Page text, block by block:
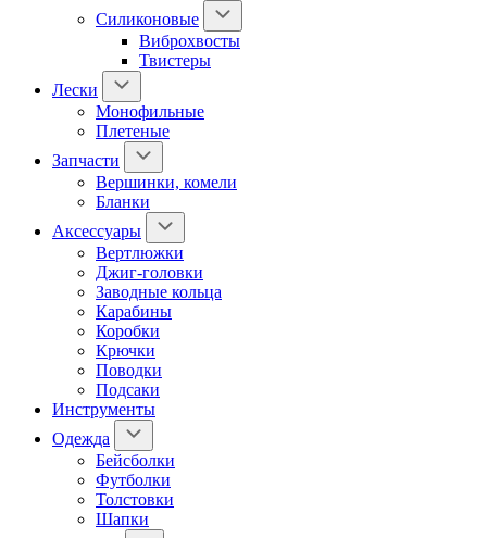
Силиконовые
Виброхвосты
Твистеры
Лески
Монофильные
Плетеные
Запчасти
Вершинки, комели
Бланки
Аксессуары
Вертлюжки
Джиг-головки
Заводные кольца
Карабины
Коробки
Крючки
Поводки
Подсаки
Инструменты
Одежда
Бейсболки
Футболки
Толстовки
Шапки